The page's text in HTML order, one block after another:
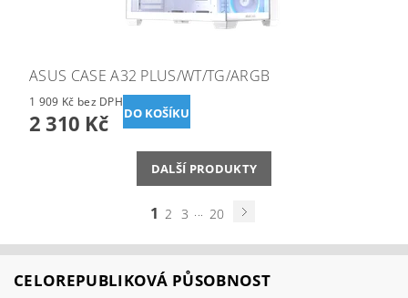
ASUS CASE A32 PLUS/WT/TG/ARGB
1 909 Kč bez DPH
2 310 Kč
DALŠÍ PRODUKTY
1 2 3 ... 20
CELOREPUBLIKOVÁ PŮSOBNOST